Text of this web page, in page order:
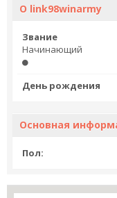
О link98winarmy
Звание
Начинающий
День рождения
Основная
Пол: